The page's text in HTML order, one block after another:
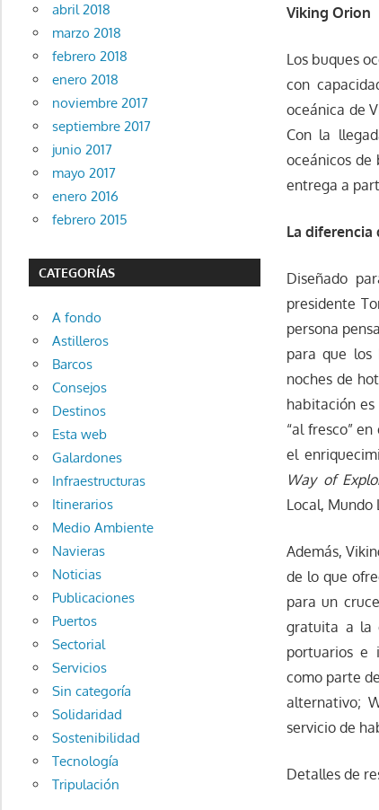
Viking Orion
Los buques
con
oceánica de
Con la
oceánicos de
entrega a
La diferencia
Diseñado
presidente
persona
para que los
noches de
habitación es
“al fresco”
el
Way of
Local, Mundo
Además,
de lo que
para un
gratuita a la
portuarios e
como parte
alternativo;
servicio de
Detalles de
abril 2018
marzo 2018
febrero 2018
enero 2018
noviembre 2017
septiembre 2017
junio 2017
mayo 2017
enero 2016
febrero 2015
CATEGORÍAS
A fondo
Astilleros
Barcos
Consejos
Destinos
Esta web
Galardones
Infraestructuras
Itinerarios
Medio Ambiente
Navieras
Noticias
Publicaciones
Puertos
Sectorial
Servicios
Sin categoría
Solidaridad
Sostenibilidad
Tecnología
Tripulación